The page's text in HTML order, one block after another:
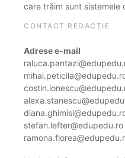
care trăim sunt sistemele
CONTACT REDACȚIE
Adrese e-mail
stefan.lefter@edupedu.ro